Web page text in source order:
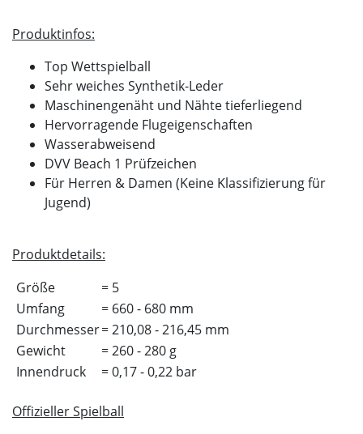
Produktinfos:
Top Wettspielball
Sehr weiches Synthetik-Leder
Maschinengenäht und Nähte tieferliegend
Hervorragende Flugeigenschaften
Wasserabweisend
DVV Beach 1 Prüfzeichen
Für Herren & Damen (Keine Klassifizierung für
Jugend)
Produktdetails:
Größe
= 5
Umfang
= 660 - 680 mm
Durchmesser= 210,08 - 216,45 mm
Gewicht
= 260 - 280 g
Innendruck
= 0,17 - 0,22 bar
Offizieller Spielball